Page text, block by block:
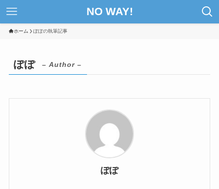
NO WAY!
ホーム ぽぽの執筆記事
ぽぽ – Author –
ぽぽ